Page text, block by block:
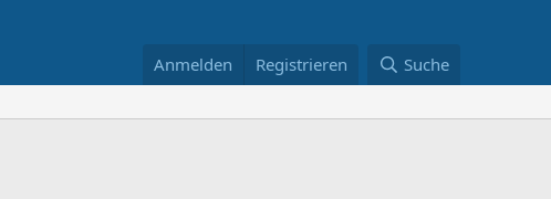
Anmelden Registrieren Suche